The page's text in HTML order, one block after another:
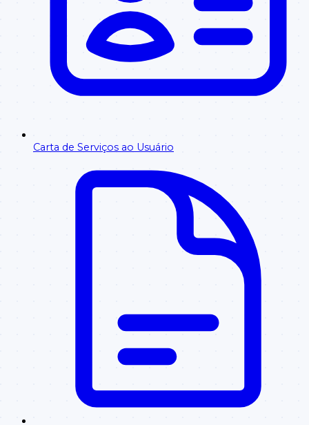
Carta de Serviços ao Usuário